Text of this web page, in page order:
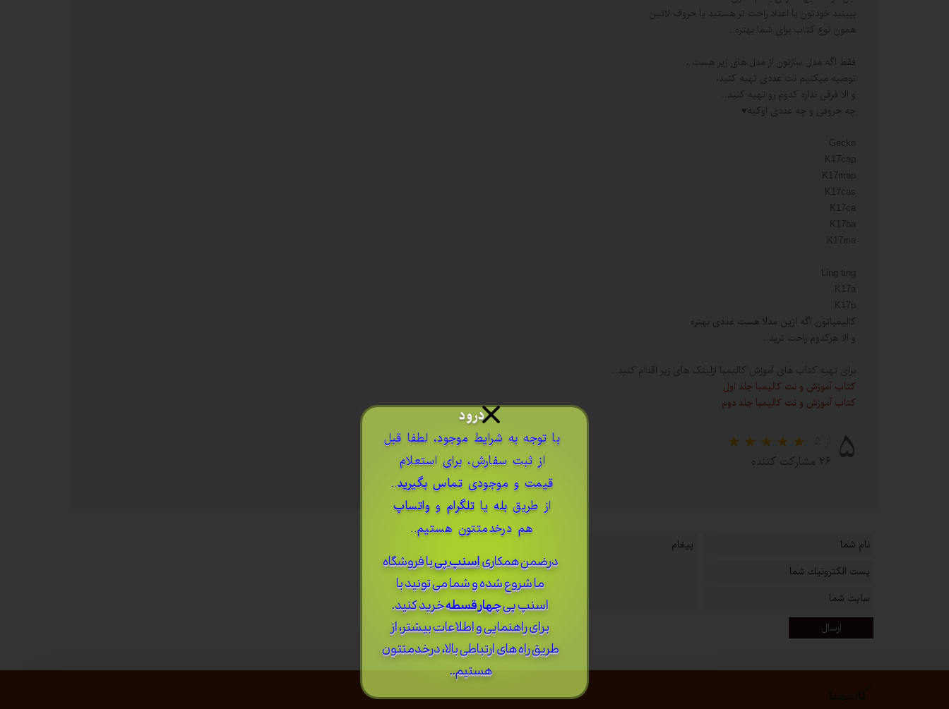
ببینید خودتون با اعداد راحت تر هستید یا حروف لاتین
همون نوع کتاب برای شما بهتره..
فقط اگه مدل سازتون از مدل های زیر هست ،
توصیه میکنیم نت عددی تهیه کنید،
و الا فرقی نداره کدوم رو تهیه کنید..
چه حروفی و چه عددی اوکیه♥️
Gecko
K17cap
K17map
K17cas
K17ca
K17ba
K17ma
Ling ting
K17a
K17p
کالیمباتون اگه ازین مدلا هست عددی بهتره
و الا هرکدوم راحت ترید..
برای تهیه کتاب های آموزش کالیمبا ازلینک های زیر اقدام کنید..
کتاب آموزش و نت کالیمبا جلد اول
کتاب آموزش و نت کالیمبا جلد دوم
۵ ۲۶ مشارکت کننده
ارسال
درود
​با توجه به شرایط موجود، لطفا قبل
از ثبت سفارش، برای استعلام
قیمت و موجودیتماس بگیرید..
از طریق بله یا تلگرام وواتساپ
هم درخدمتتون هستیم..
درضمن ​همکاریاسنپ پیبا فروشگاه
ما شروع شده و شما می تونید با
اسنپ پیچهار قسطهخرید کنید.
برای راهنمایی و اطلاعات بیشتر، از
طریق راه های ارتباطی بالا، درخدمتتون
هستیم..